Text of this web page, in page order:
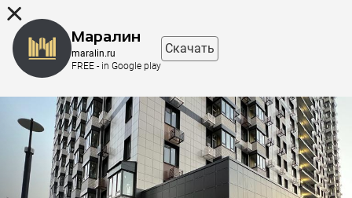
Маралин
maralin.ru
FREE - in Google play
Скачать